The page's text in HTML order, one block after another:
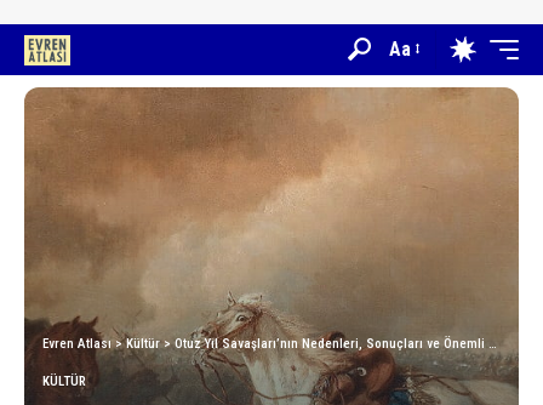
Aa
Evren Atlası>Kültür>Otuz Yıl Savaşları’nın Nedenleri, Sonuçları ve Önemli Muharebeler
KÜLTÜR